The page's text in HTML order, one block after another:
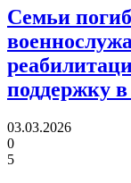
Семьи
поддержку
03.03.2026
0
5